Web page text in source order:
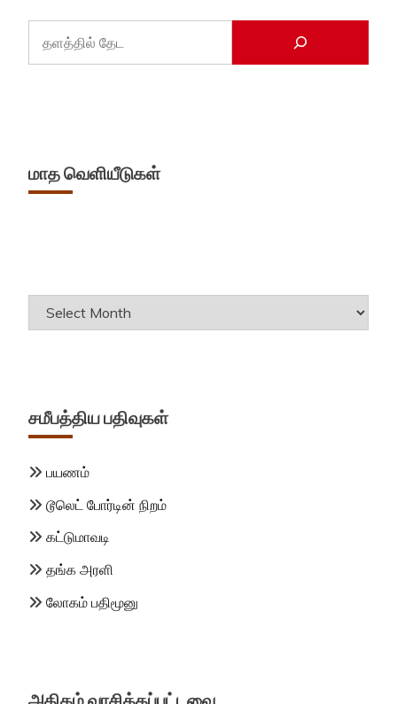
மாத வெளியீடுகள்
Archives
சமீபத்திய பதிவுகள்
பயணம்
டூலெட் போர்டின் நிறம்
கட்டுமாவடி
தங்க அரளி
லோகம் பதிமூனு